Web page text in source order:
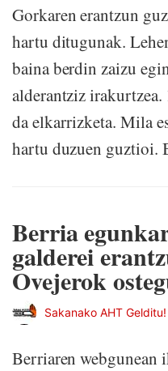
Gorkaren erantzun
hartu ditugunak.
baina berdin zaizu
alderantziz irakurtzea.
da elkarrizketa. Mila
hartu duzuen guztioi.
Berria
galderei
Ovejerok
Sakanako AHT
Berriaren webgunean